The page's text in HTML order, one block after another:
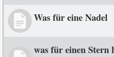
Was für eine Nadel
was für einen Stern